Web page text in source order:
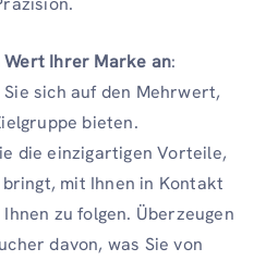
Wert Ihrer Marke an:
sich auf den Mehrwert,
bieten.
die einzigartigen Vorteile,
mit Ihnen in Kontakt
zu folgen. Überzeugen
davon, was Sie von